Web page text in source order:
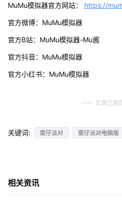
MuMu模拟器官方网站： https://
官方微博：MuMu模拟器
官方B站：MuMu模拟器-Mu酱
官方抖音：MuMu模拟器
官方小红书：MuMu模拟器
文章已到
关键词: 蛋仔派对 蛋仔派对电脑版
相关资讯